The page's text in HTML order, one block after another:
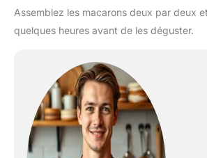
Assemblez les macarons deux par deux
quelques heures avant de les déguster.